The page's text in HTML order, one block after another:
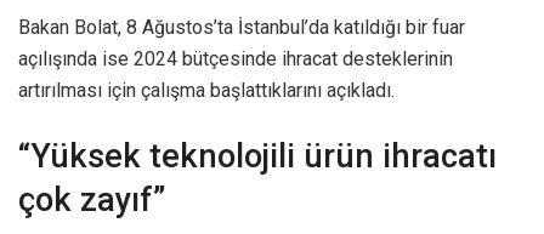
Bakan Bolat, 8 Ağustos’ta İstanbul’da katıldığı bir fuar
açılışında ise 2024 bütçesinde ihracat desteklerinin
artırılması için çalışma başlattıklarını açıkladı.
“Yüksek teknolojili ürün ihracatı
çok zayıf”